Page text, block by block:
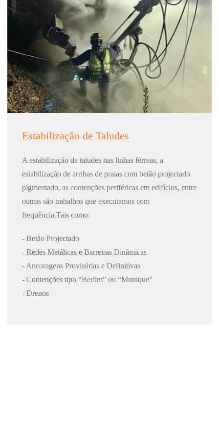
Estabilização de Taludes
A estabilização de taludes nas linhas férreas, a
estabilização de arribas de praias com betão projectado
pigmentado, as contenções periféricas em edifícios, entre
outros são trabalhos que executamos com
frequência.Tais como:
- Betão Projectado
- Redes Metálicas e Barreiras Dinâmicas
- Ancoragens Provisórias e Definitivas
- Contenções tipo “Berlim” ou “Munique”
- Drenos